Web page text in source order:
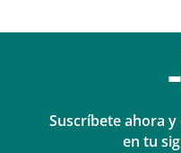
Suscríbete ahora
en tu